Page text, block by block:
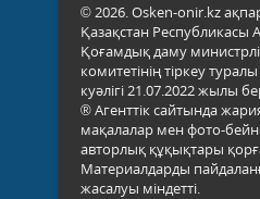
© 2026. Osken-onir.kz
Қазақстан Республикасы
Қоғамдық даму
комитетінің тіркеу
куәлігі 21.07.2022 жылы
® Агенттік сайтында
мақалалар мен фото-
авторлық құқықтары
Материалдарды
жасалуы міндетті.